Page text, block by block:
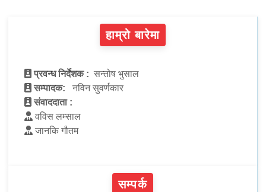
हाम्रो बारेमा
प्रवन्ध निर्देशक : सन्तोष भुसाल
सम्पादक:
नविन सुवर्णकार
संवाददाता :
वविस लम्साल
जानकि गौतम
सम्पर्क